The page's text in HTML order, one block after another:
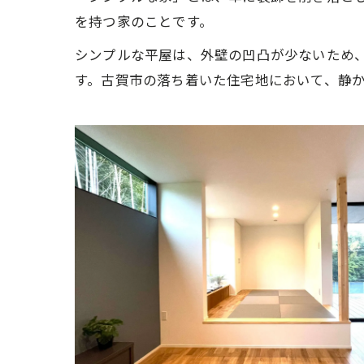
を持つ家のことです。
シンプルな平屋は、外壁の凹凸が少ないた
す。古賀市の落ち着いた住宅地において、静